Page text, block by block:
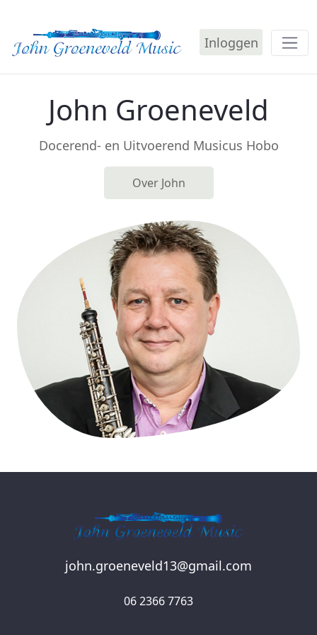
Inloggen
John Groeneveld
Docerend- en Uitvoerend Musicus Hobo
Over John
john.groeneveld13@gmail.com
06 2366 7763